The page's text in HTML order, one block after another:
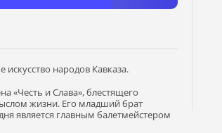
народов Кавказа.
«Честь и Слава», блестящего
жизни. Его младший брат
является главным балетмейстером